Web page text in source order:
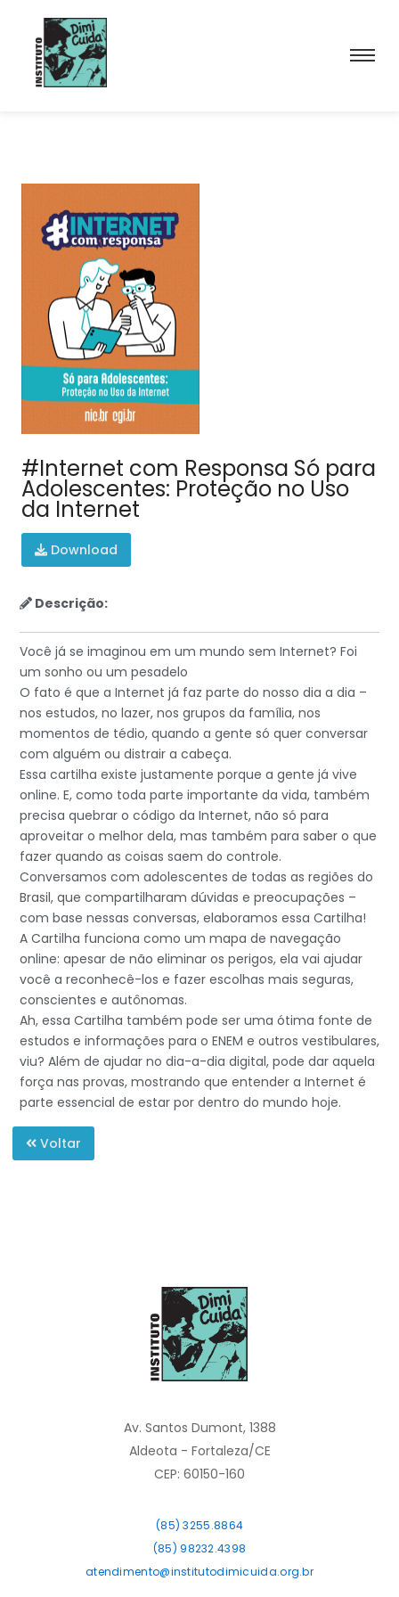
#Internet com Responsa Só para
Adolescentes: Proteção no Uso
da Internet
Download
Descrição:
Você já se imaginou em um mundo sem Internet? Foi
um sonho ou um pesadelo
O fato é que a Internet já faz parte do nosso dia a dia –
nos estudos, no lazer, nos grupos da família, nos
momentos de tédio, quando a gente só quer conversar
com alguém ou distrair a cabeça.
Essa cartilha existe justamente porque a gente já vive
online. E, como toda parte importante da vida, também
precisa quebrar o código da Internet, não só para
aproveitar o melhor dela, mas também para saber o que
fazer quando as coisas saem do controle.
Conversamos com adolescentes de todas as regiões do
Brasil, que compartilharam dúvidas e preocupações –
com base nessas conversas, elaboramos essa Cartilha!
A Cartilha funciona como um mapa de navegação
online: apesar de não eliminar os perigos, ela vai ajudar
você a reconhecê-los e fazer escolhas mais seguras,
conscientes e autônomas.
Ah, essa Cartilha também pode ser uma ótima fonte de
estudos e informações para o ENEM e outros vestibulares,
viu? Além de ajudar no dia-a-dia digital, pode dar aquela
força nas provas, mostrando que entender a Internet é
parte essencial de estar por dentro do mundo hoje.
Voltar
Av. Santos Dumont, 1388
Aldeota - Fortaleza/CE
CEP: 60150-160
(85) 3255.8864
(85) 98232.4398
atendimento@institutodimicuida.org.br